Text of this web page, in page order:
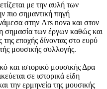
με την αυλή των
πιο σημαντική πηγή
στην Ars nova και στον
σημασία των έργων καθώς και
της εποχής δίνοντας στο ευρύ
μουσικής συλλογής.
και ιστορικό μουσικής Δρα
σε ιστορικά είδη
την ερμηνεία της μουσικής